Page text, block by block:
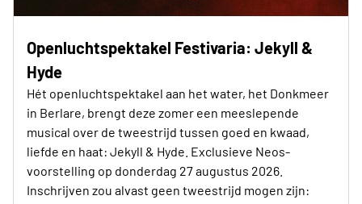
Openluchtspektakel Festivaria: Jekyll &
Hyde
Hét openluchtspektakel aan het water, het Donkmeer
in Berlare, brengt deze zomer een meeslepende
musical over de tweestrijd tussen goed en kwaad,
liefde en haat: Jekyll & Hyde. Exclusieve Neos-
voorstelling op donderdag 27 augustus 2026.
Inschrijven zou alvast geen tweestrijd mogen zijn: